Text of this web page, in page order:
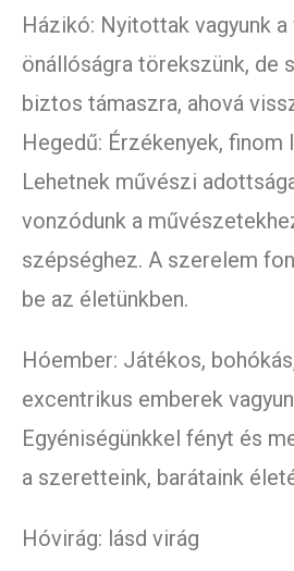
Házikó: Nyitottak vagyunk a
önállóságra törekszünk, de
biztos támaszra, ahová
Hegedű: Érzékenyek, finom
Lehetnek művészi
vonzódunk a
szépséghez. A szerelem
be az életünkben.
Hóember: Játékos,
excentrikus emberek
Egyéniségünkkel fényt és
a szeretteink, barátaink
Hóvirág: lásd virág